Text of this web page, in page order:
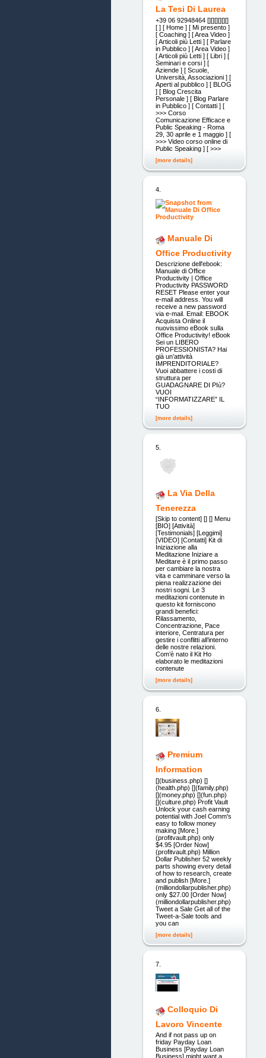
La Tesi Di Laurea
+39 06 92948464 [][][][][][]
[ ] [ Home ] [ Mi presento ]
[ Coaching ] [ Area Video ]
[ Articoli più Letti ] [ Parlare
in Pubblico ] [ Area Video ]
[ Articoli più Letti ] [ Libri ] [
Seminari e corsi ] [
Aziende ] [ Scuole,
Università, Associazioni ] [
Aperti al pubblico ] [ BLOG
] [ Blog Crescita
Personale ] [ Blog Parlare
in Pubblico ] [ Contatti ] [
>>> Corso
Comunicazione Efficace e
Public Speaking - Roma
29, 30 aprile e 1 maggio ] [
>>> Video corso online di
Public Speaking ] [ >>>
[more details]
4.
Manuale Di
Office Productivity
Descrizione dell'ebook:
Manuale di Office
Productivity | Office
Productivity PASSWORD
RESET Please enter your
e-mail address. You will
receive a new password
via e-mail. Email: EBOOK
Acquista Online il
nuovissimo eBook sulla
Office Productivity! eBook
Sei un LIBERO
PROFESSIONISTA? Hai
già un’attività
IMPRENDITORIALE?
Vuoi abbattere i costi di
struttura per
GUADAGNARE DI PIù?
VUOI
“INFORMATIZZARE” IL
TUO
[more details]
5.
La Via Della
Tenerezza
[Skip to content] [] [] Menu
[BIO] [Attività]
[Testimonials] [Leggimi]
[VIDEO] [Contatti] Kit di
Iniziazione alla
Meditazione Iniziare a
Meditare è il primo passo
per cambiare la nostra
vita e camminare verso la
piena realizzazione dei
nostri sogni. Le 3
meditazioni contenute in
questo kit forniscono
grandi benefici:
Rilassamento,
Concentrazione, Pace
interiore, Centratura per
gestire i conflitti all’interno
delle nostre relazioni.
Com’è nato il Kit Ho
elaborato le meditazioni
contenute
[more details]
6.
Premium
Information
[](business.php) []
(health.php) [](family.php)
[](money.php) [](fun.php)
[](culture.php) Profit Vault
Unlock your cash earning
potential with Joel Comm's
easy to follow money
making [More.]
(profitvault.php) only
$4.95 [Order Now]
(profitvault.php) Million
Dollar Publisher 52 weekly
parts showing every detail
of how to research, create
and publish [More.]
(milliondollarpublisher.php)
only $27.00 [Order Now]
(milliondollarpublisher.php)
Tweet a Sale Get all of the
Tweet-a-Sale tools and
you can
[more details]
7.
Colloquio Di
Lavoro Vincente
And if not pass up on
friday Payday Loan
Business [Payday Loan
Business] might want a